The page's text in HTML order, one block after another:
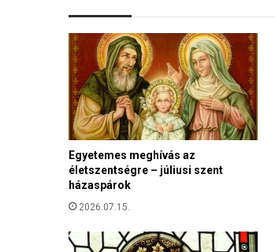
n
a
ö
r
t
é
n
e
e
Egyetemes meghívás az
életszentségre – júliusi szent
házaspárok
2026.07.15.